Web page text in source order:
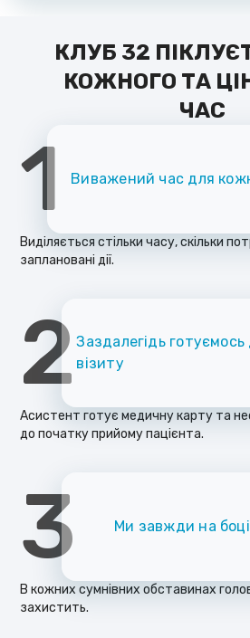
КЛУБ 32
КОЖНОГО ТА
ЧАС
1 Виважений час для
Виділяється стільки часу, скільки
заплановані дії.
2Заздалегідь
візиту
Асистент готує медичну карту та
до початку прийому пацієнта.
3 Ми завжди на
В кожних сумнівних обставинах
захистить.